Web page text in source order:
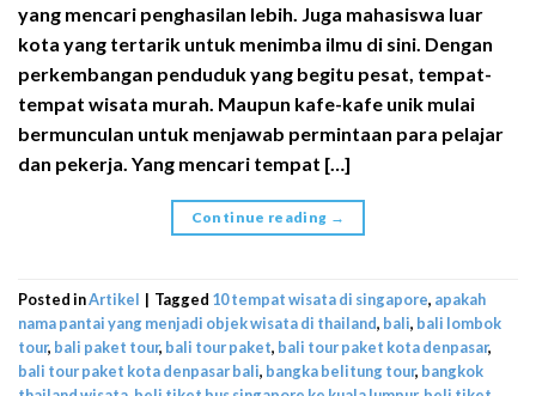
yang mencari penghasilan lebih. Juga mahasiswa luar
kota yang tertarik untuk menimba ilmu di sini. Dengan
perkembangan penduduk yang begitu pesat, tempat-
tempat wisata murah. Maupun kafe-kafe unik mulai
bermunculan untuk menjawab permintaan para pelajar
dan pekerja. Yang mencari tempat […]
Continue reading →
Posted inArtikel | Tagged 10 tempat wisata di singapore, apakah
nama pantai yang menjadi objek wisata di thailand, bali, bali lombok
tour, bali paket tour, bali tour paket, bali tour paket kota denpasar,
bali tour paket kota denpasar bali, bangka belitung tour, bangkok